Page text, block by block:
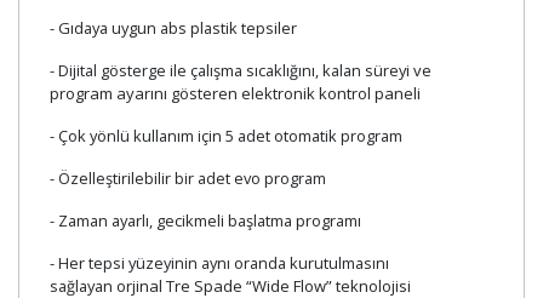
- Gıdaya uygun abs plastik tepsiler
- Dijital gösterge ile çalışma sıcaklığını, kalan süreyi ve
program ayarını gösteren elektronik kontrol paneli
- Çok yönlü kullanım için 5 adet otomatik program
- Özelleştirilebilir bir adet evo program
- Zaman ayarlı, gecikmeli başlatma programı
- Her tepsi yüzeyinin aynı oranda kurutulmasını
sağlayan orjinal Tre Spade “Wide Flow” teknolojisi